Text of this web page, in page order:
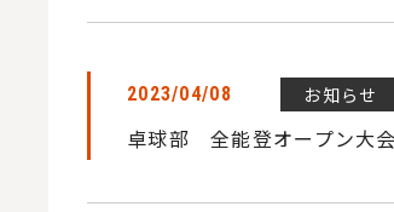
2023/04/08 お知らせ
卓球部 全能登オープン大